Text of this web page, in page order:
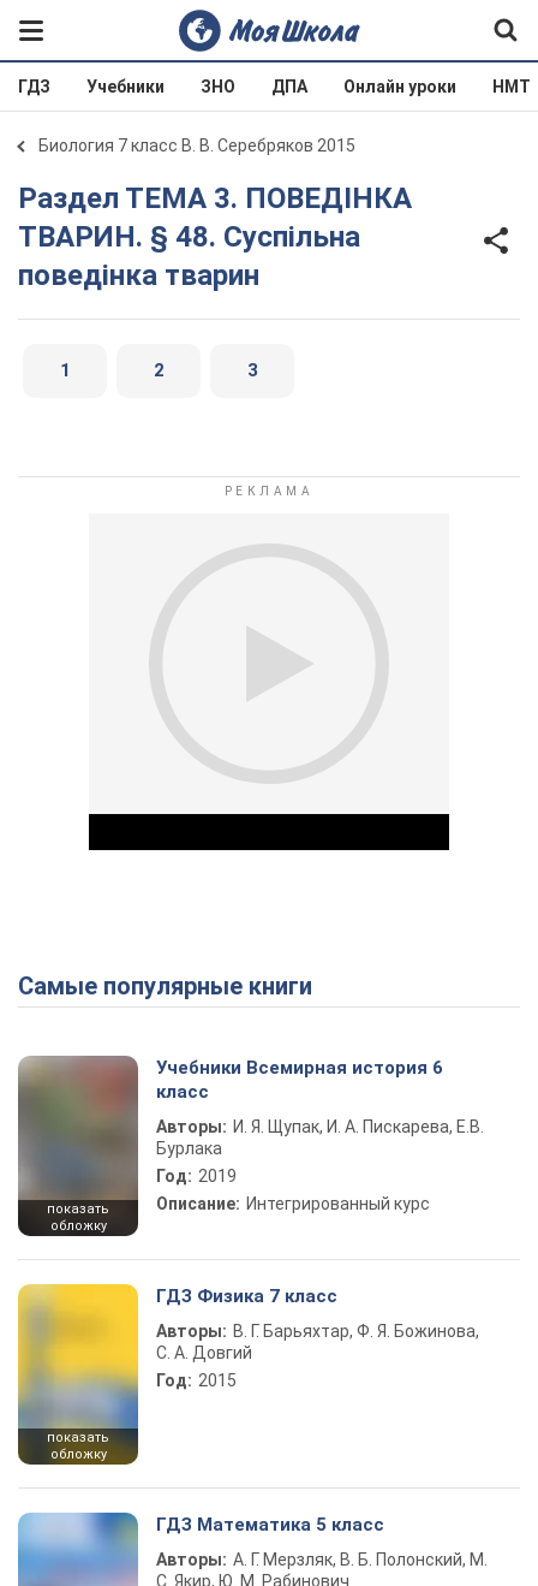
ГДЗ Учебники ЗНО ДПА Онлайн уроки НМТ
Биология 7 класс В. В. Серебряков 2015
Раздел ТЕМA 3. ПОВЕДІНКА
ТВАРИН. § 48. Суспільна
поведінка тварин
1 2 3
Play Video
Самые популярные книги
показать
обложку
Учебники Всемирная история 6
класс
Авторы: И. Я. Щупак, И. А. Пискарева, Е.В.
Бурлака
Год: 2019
Описание: Интегрированный курс
показать
обложку
ГДЗ Физика 7 класс
Авторы: В. Г. Барьяхтар, Ф. Я. Божинова,
С. А. Довгий
Год: 2015
ГДЗ Математика 5 класс
Авторы: А. Г. Мерзляк, В. Б. Полонский, М.
С. Якир, Ю. М. Рабинович